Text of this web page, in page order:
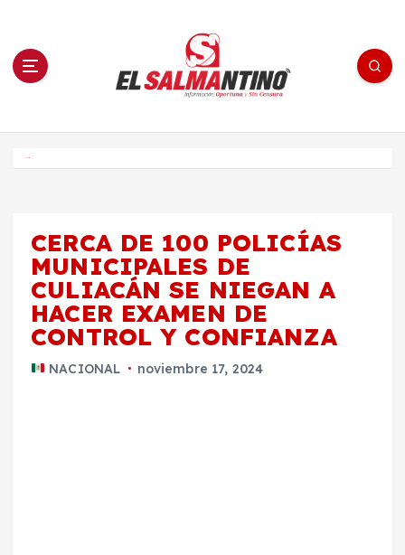
n El Salmantino - medios/noticias/editorial
CERCA DE 100 POLICÍAS
MUNICIPALES DE
CULIACÁN SE NIEGAN A
HACER EXAMEN DE
CONTROL Y CONFIANZA
NACIONAL noviembre 17, 2024